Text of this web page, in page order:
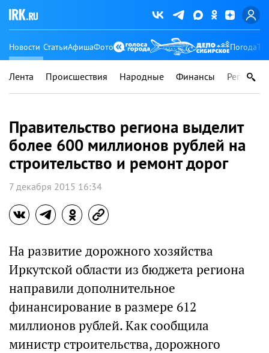
Новости СтатьиАфишаФото Погода
Лента Происшествия Народные Финансы Регионы
Правительство региона выделит
более 600 миллионов рублей на
строительство и ремонт дорог
7 декабря 2015 16:34
На развитие дорожного хозяйства
Иркутской области из бюджета региона
направили дополнительное
финансирование в размере 612
миллионов рублей. Как сообщила
министр строительства, дорожного